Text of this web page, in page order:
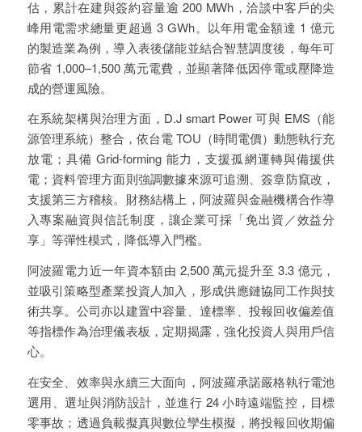
估，累計在建與簽約容量逾 200 MWh，洽談中客戶的尖
峰用電需求總量更超過 3 GWh。以年用電金額達 1 億元
的製造業為例，導入表後儲能並結合智慧調度後，每年可
節省 1,000–1,500 萬元電費，並顯著降低因停電或壓降造
成的營運風險。
在系統架構與治理方面，D.J smart Power 可與 EMS（能
源管理系統）整合，依台電 TOU（時間電價）動態執行充
放電；具備 Grid-forming 能力，支援孤網運轉與備援供
電；資料管理方面則強調數據來源可追溯、簽章防竄改，
支援第三方稽核。財務結構上，阿波羅與金融機構合作導
入專案融資與信託制度，讓企業可採「免出資／效益分
享」等彈性模式，降低導入門檻。
阿波羅電力近一年資本額由 2,500 萬元提升至 3.3 億元，
並吸引策略型產業投資人加入，形成供應鏈協同工作與技
術共享。公司亦以建置中容量、達標率、投報回收偏差值
等指標作為治理儀表板，定期揭露，強化投資人與用戶信
心。
在安全、效率與永續三大面向，阿波羅承諾嚴格執行電池
選用、選址與消防設計，並進行 24 小時遠端監控，目標
零事故；透過負載擬真與數位孿生模擬，將投報回收期偏